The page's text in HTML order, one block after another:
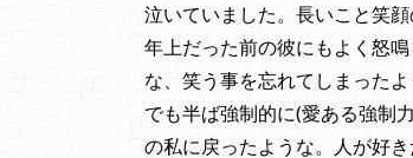
泣いていました。長いこと笑顔
年上だった前の彼にもよく怒
な、笑う事を忘れてしまった
でも半ば強制的に(愛ある強制
の私に戻ったような。人が好